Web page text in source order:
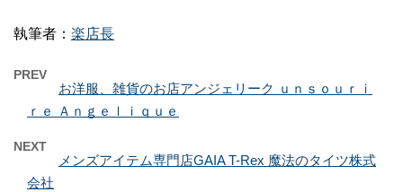
執筆者： 楽店長
PREV
お洋服、雑貨のお店アンジェリーク ｕｎｓｏｕｒｉ
ｒｅ Ａｎｇｅｌｉｑｕｅ
NEXT
メンズアイテム専門店GAIA T-Rex 魔法のタイツ株式
会社